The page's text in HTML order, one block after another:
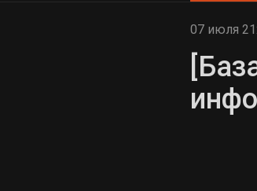
07 июля